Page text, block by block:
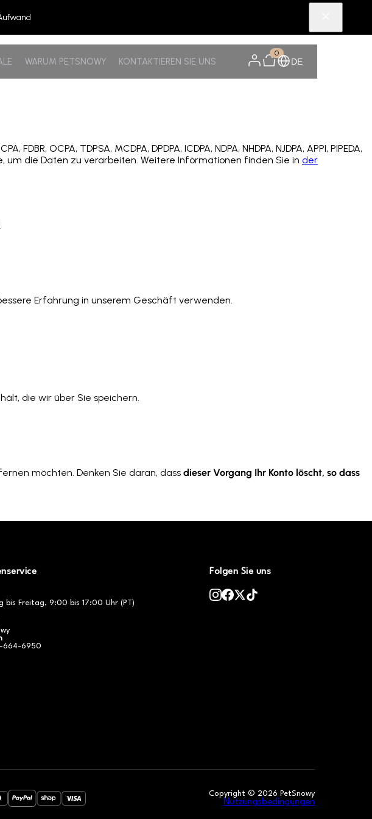
WARUM PETSNOWY KONTAKTIEREN SIE UNS
0
DE
OCPA, TDPSA, MCDPA, DPDPA, ICDPA, NDPA, NHDPA, NJDPA, APPI, PIPEDA,
um die Daten zu verarbeiten. Weitere Informationen finden Sie in der
Erfahrung in unserem Geschäft verwenden.
die wir über Sie speichern.
möchten. Denken Sie daran, dass dieser Vorgang Ihr Konto löscht, so dass
bis Freitag, 9:00 bis 17:00 Uhr (PT)
664-6950
Folgen Sie uns
Copyright © 2026 PetSnowy
Nutzungsbedingungen